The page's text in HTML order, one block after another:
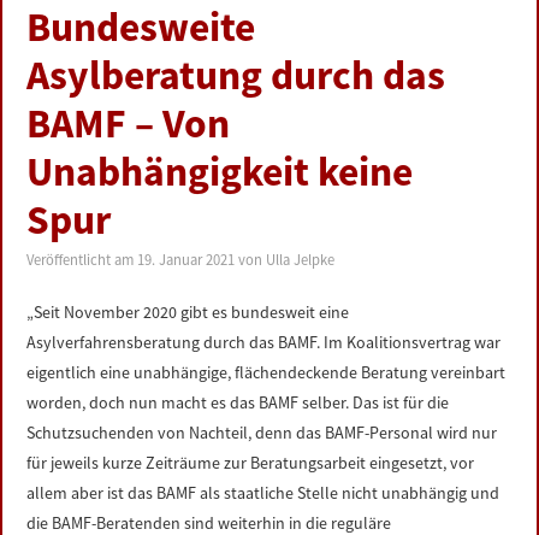
Bundesweite
Asylberatung durch das
BAMF – Von
Unabhängigkeit keine
Spur
Veröffentlicht am 19. Januar 2021 von Ulla Jelpke
„Seit November 2020 gibt es bundesweit eine
Asylverfahrensberatung durch das BAMF. Im Koalitionsvertrag war
eigentlich eine unabhängige, flächendeckende Beratung vereinbart
worden, doch nun macht es das BAMF selber. Das ist für die
Schutzsuchenden von Nachteil, denn das BAMF-Personal wird nur
für jeweils kurze Zeiträume zur Beratungsarbeit eingesetzt, vor
allem aber ist das BAMF als staatliche Stelle nicht unabhängig und
die BAMF-Beratenden sind weiterhin in die reguläre